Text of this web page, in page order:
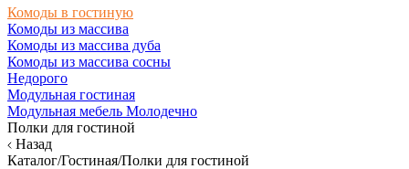
Комоды в гостиную
Комоды из массива
Комоды из массива дуба
Комоды из массива сосны
Недорого
Модульная гостиная
Модульная мебель Молодечно
Полки для гостиной
Назад
Каталог/Гостиная/Полки для гостиной